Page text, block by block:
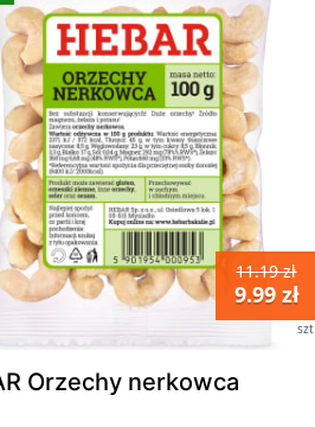
11.19 zł
9.99 zł
szt
Orzechy nerkowca